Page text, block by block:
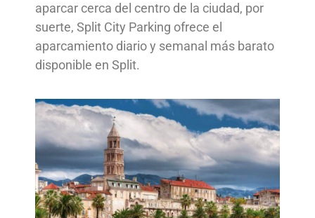
aparcar cerca del centro de la ciudad, por
suerte, Split City Parking ofrece el
aparcamiento diario y semanal más barato
disponible en Split.